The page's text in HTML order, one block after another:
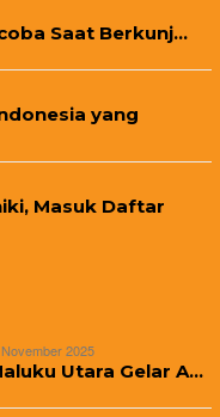
Saat Berkunj…
yang
Masuk Daftar
2025
Utara Gelar A…